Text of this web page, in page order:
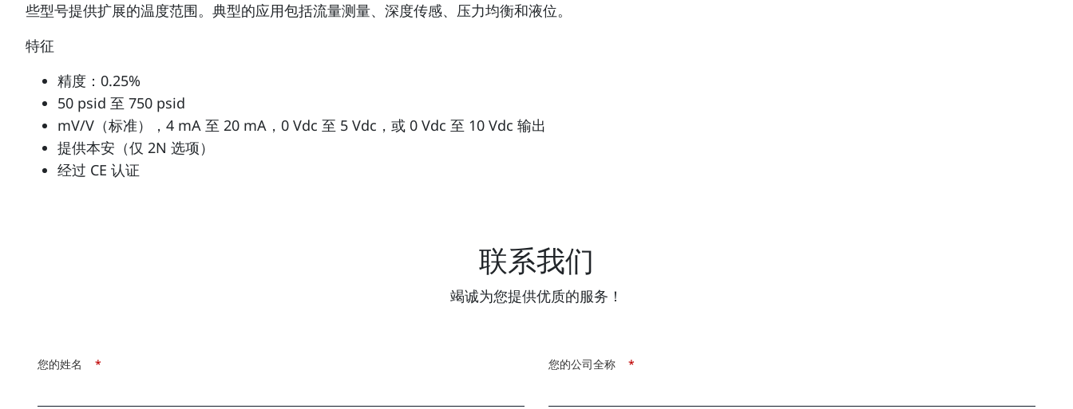
些型号提供扩展的温度范围。典型的应用包括流量测量、深度传感、压力均衡和液位。
特征
精度：0.25%
50 psid 至 750 psid
mV/V（标准），4 mA 至 20 mA，0 Vdc 至 5 Vdc，或 0 Vdc 至 10 Vdc 输出
提供本安（仅 2N 选项）
经过 CE 认证
联系我们
竭诚为您提供优质的服务！
*
您的姓名 *
您的公司全称